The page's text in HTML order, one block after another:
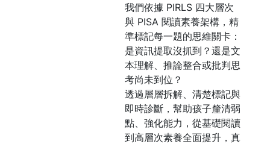
我們依據 PIRLS 四大層次
與 PISA 閱讀素養架構，精
準標記每一題的思維關卡：
是資訊提取沒抓到？還是文
本理解、推論整合或批判思
考尚未到位？
透過層層拆解、清楚標記與
即時診斷，幫助孩子釐清弱
點、強化能力，從基礎閱讀
到高層次素養全面提升，真